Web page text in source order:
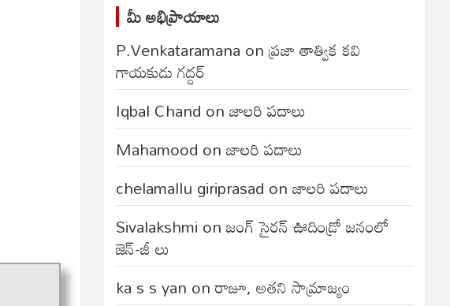
మీ అభిప్రాయాలు
P.Venkataramana onప్రజా తాత్విక కవి
గాయకుడు గద్దర్
Iqbal Chand onజాలరి పదాలు
Mahamood onజాలరి పదాలు
chelamallu giriprasad onజాలరి పదాలు
Sivalakshmi onజంగ్‌ సైరన్‌ ఊదిండ్రో జనంలో
జెన్-జీ లు
ka s s yan onరాజూ, అతని సామ్రాజ్యం